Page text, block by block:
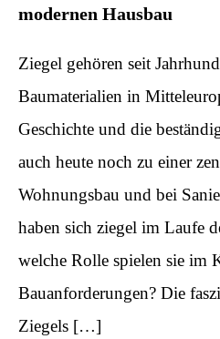
modernen Hausbau
Ziegel gehören seit
Baumaterialien in
Geschichte und die
auch heute noch zu einer
Wohnungsbau und bei
haben sich ziegel im Laufe
welche Rolle spielen sie im
Bauanforderungen? Die
Ziegels […]